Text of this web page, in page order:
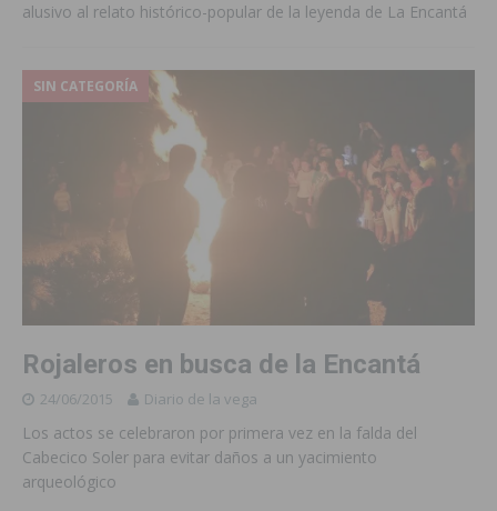
alusivo al relato histórico-popular de la leyenda de La Encantá
SIN CATEGORÍA
Rojaleros en busca de la Encantá
24/06/2015 Diario de la vega
Los actos se celebraron por primera vez en la falda del
Cabecico Soler para evitar daños a un yacimiento
arqueológico